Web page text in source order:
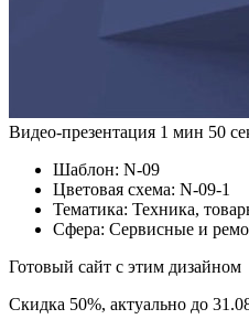
Видео-презентация 1 мин 50
Шаблон: N-09
Цветовая схема: N-09-1
Тематика: Техника,
Сфера: Сервисные и
Готовый сайт с этим дизайном
Скидка 50%, актуально до